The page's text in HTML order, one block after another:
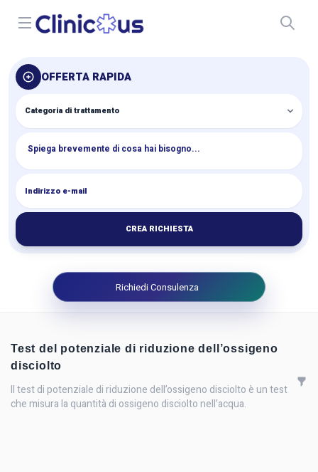
Open menu
OFFERTA RAPIDA
CREA RICHIESTA
Richiedi Consulenza
Test del potenziale di riduzione dell’ossigeno
disciolto
Il test di potenziale di riduzione dell’ossigeno disciolto è un test
che misura la quantità di ossigeno disciolto nell’acqua.